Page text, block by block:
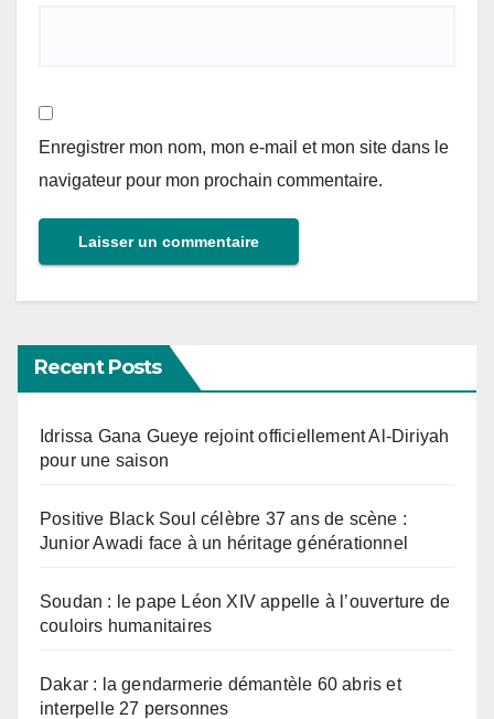
Enregistrer mon nom, mon e-mail et mon site dans le
navigateur pour mon prochain commentaire.
Recent Posts
Idrissa Gana Gueye rejoint officiellement Al-Diriyah
pour une saison
Positive Black Soul célèbre 37 ans de scène :
Junior Awadi face à un héritage générationnel
Soudan : le pape Léon XIV appelle à l’ouverture de
couloirs humanitaires
Dakar : la gendarmerie démantèle 60 abris et
interpelle 27 personnes